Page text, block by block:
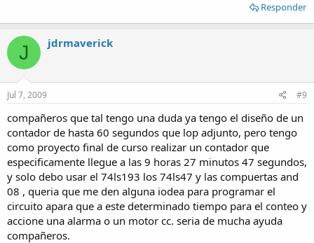
Responder
J jdrmaverick
Jul 7, 2009 #9
compañeros que tal tengo una duda ya tengo el diseño de un
contador de hasta 60 segundos que lop adjunto, pero tengo
como proyecto final de curso realizar un contador que
especificamente llegue a las 9 horas 27 minutos 47 segundos,
y solo debo usar el 74ls193 los 74ls47 y las compuertas and
08 , queria que me den alguna iodea para programar el
circuito apara que a este determinado tiempo para el conteo y
accione una alarma o un motor cc. seria de mucha ayuda
compañeros.